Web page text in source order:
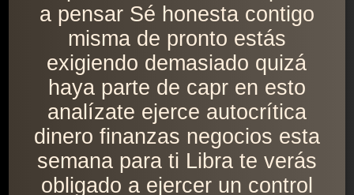
a pensar Sé honesta contigo
misma de pronto estás
exigiendo demasiado quizá
haya parte de capr en esto
analízate ejerce autocrítica
dinero finanzas negocios esta
semana para ti Libra te verás
obligado a ejercer un control